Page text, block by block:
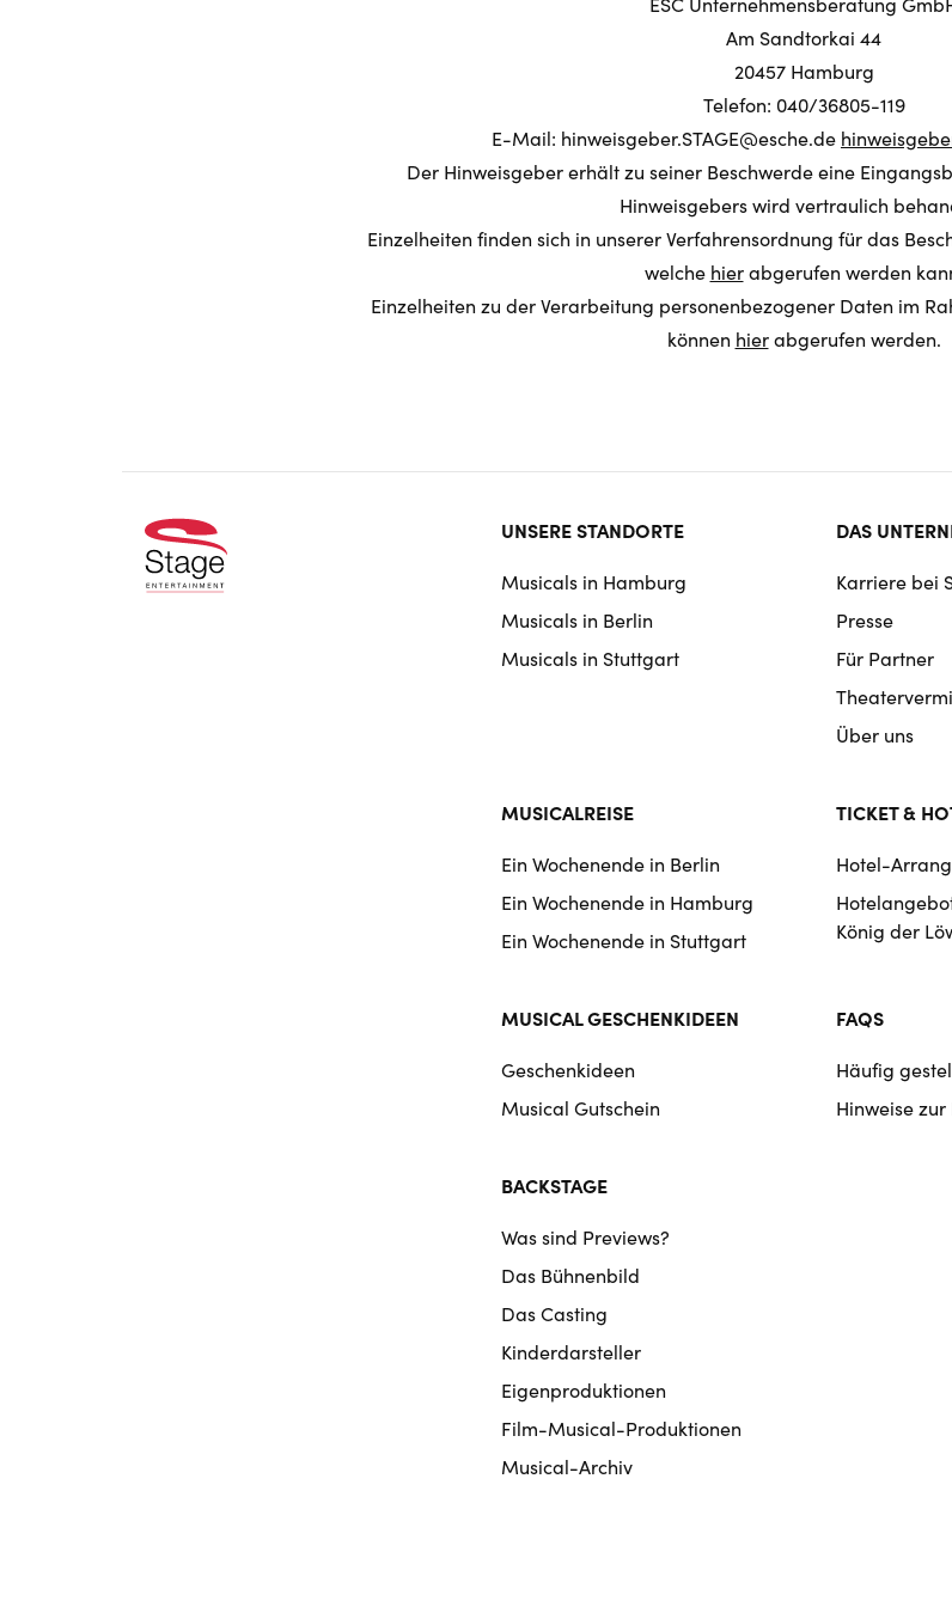
Am Sandtorkai 44
20457 Hamburg
Telefon: 040/36805-119
E-Mail: hinweisgeber.STAGE@esche.de
Der Hinweisgeber erhält zu seiner Beschwerde eine
Hinweisgebers wird vertraulich
Einzelheiten finden sich in unserer Verfahrensordnung für das
welche hierabgerufen werden
Einzelheiten zu der Verarbeitung personenbezogener Daten im
können hierabgerufen werden.
Footer
navigation
UNSERE STANDORTE
Musicals in Hamburg
Musicals in Berlin
Musicals in Stuttgart
DAS
Karriere bei
Presse
Für Partner
Über uns
MUSICALREISE
Ein Wochenende in Berlin
Ein Wochenende in Hamburg
Ein Wochenende in Stuttgart
TICKET &
Hotel-
König der
MUSICAL GESCHENKIDEEN
Geschenkideen
Musical Gutschein
FAQS
Häufig
Hinweise
BACKSTAGE
Was sind Previews?
Das Bühnenbild
Das Casting
Kinderdarsteller
Eigenproduktionen
Film-Musical-Produktionen
Musical-Archiv